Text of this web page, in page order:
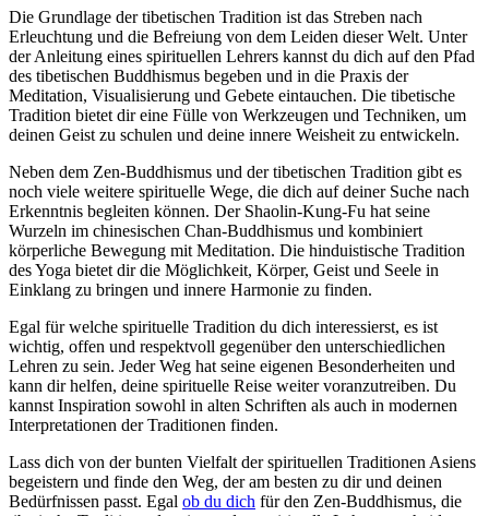
Die Grundlage der tibetischen Tradition ist das Streben nach
Erleuchtung und die Befreiung von dem Leiden dieser Welt. Unter
der Anleitung eines spirituellen Lehrers kannst du dich auf den Pfad
des tibetischen Buddhismus begeben und in die Praxis der
Meditation, Visualisierung und Gebete eintauchen. Die tibetische
Tradition bietet dir eine Fülle von Werkzeugen und Techniken, um
deinen Geist zu schulen und deine innere Weisheit zu entwickeln.
Neben dem Zen-Buddhismus und der tibetischen Tradition gibt es
noch viele weitere spirituelle Wege, die dich auf deiner Suche nach
Erkenntnis begleiten können. Der Shaolin-Kung-Fu hat seine
Wurzeln im chinesischen Chan-Buddhismus und kombiniert
körperliche Bewegung mit Meditation. Die hinduistische Tradition
des Yoga bietet dir die Möglichkeit, Körper, Geist und Seele in
Einklang zu bringen und innere Harmonie zu finden.
Egal für welche spirituelle Tradition du dich interessierst, es ist
wichtig, offen und respektvoll gegenüber den unterschiedlichen
Lehren zu sein. Jeder Weg hat seine eigenen Besonderheiten und
kann dir helfen, deine spirituelle Reise weiter voranzutreiben. Du
kannst Inspiration sowohl in alten Schriften als auch in modernen
Interpretationen der Traditionen finden.
Lass dich von der bunten Vielfalt der spirituellen Traditionen Asiens
begeistern und finde den Weg, der am besten zu dir und deinen
Bedürfnissen passt. Egal ob du dich für den Zen-Buddhismus, die